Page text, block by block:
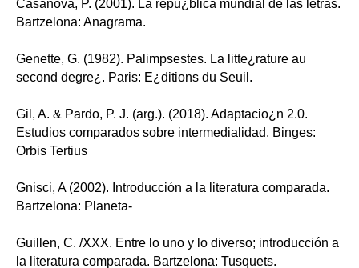
Casanova, P. (2001). La repu¿blica mundial de las letras.
Bartzelona: Anagrama.
Genette, G. (1982). Palimpsestes. La litte¿rature au
second degre¿. Paris: E¿ditions du Seuil.
Gil, A. & Pardo, P. J. (arg.). (2018). Adaptacio¿n 2.0.
Estudios comparados sobre intermedialidad. Binges:
Orbis Tertius
Gnisci, A (2002). Introducción a la literatura comparada.
Bartzelona: Planeta-
Guillen, C. /XXX. Entre lo uno y lo diverso; introducción a
la literatura comparada. Bartzelona: Tusquets.